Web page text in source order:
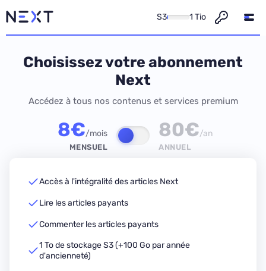
S3 1 Tio
Choisissez votre abonnement
Next
Accédez à tous nos contenus et services premium
8€/mois
MENSUEL
80€/an
ANNUEL
Accès à l'intégralité des articles Next
Lire les articles payants
Commenter les articles payants
1 To de stockage S3 (+100 Go par année
d'ancienneté)